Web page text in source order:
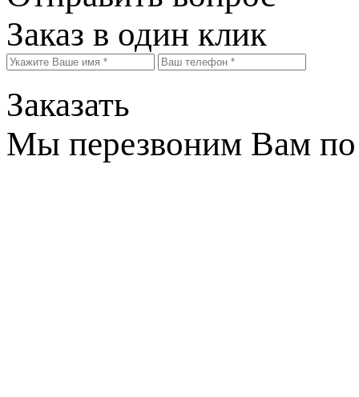
Заказ в один клик
Заказать
Мы перезвоним Вам по